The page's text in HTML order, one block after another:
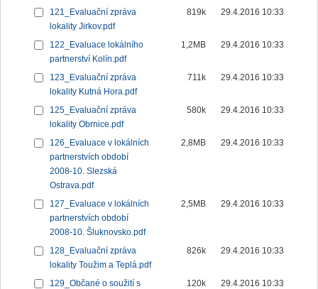
121_Evaluační zpráva
lokality Jirkov.pdf
819k 29.4.2016 10:33
122_Evaluace lokálního
partnerství Kolín.pdf
1,2MB 29.4.2016 10:33
123_Evaluační zpráva
lokality Kutná Hora.pdf
711k 29.4.2016 10:33
125_Evaluační zpráva
lokality Obrnice.pdf
580k 29.4.2016 10:33
126_Evaluace v lokálních
partnerstvích období
2008-10. Slezská
Ostrava.pdf
2,8MB 29.4.2016 10:33
127_Evaluace v lokálních
partnerstvích období
2008-10. Šluknovsko.pdf
2,5MB 29.4.2016 10:33
128_Evaluační zpráva
lokality Toužim a Teplá.pdf
826k 29.4.2016 10:33
129_Občané o soužití s
120k 29.4.2016 10:33